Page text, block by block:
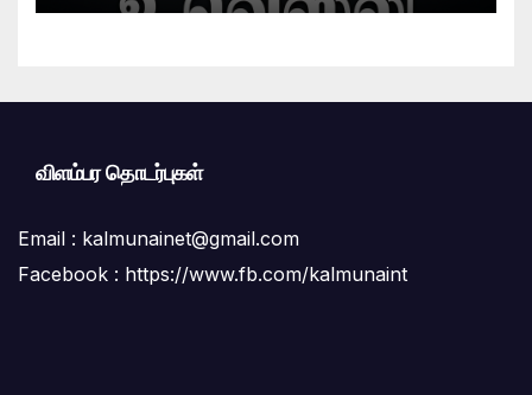
விளம்பர தொடர்புகள்
Email : kalmunainet@gmail.com
Facebook : https://www.fb.com/kalmunaint